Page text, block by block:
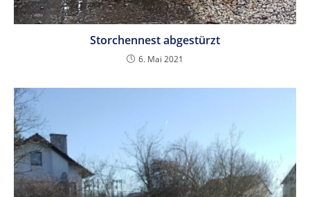
Storchennest abgestürzt
6. Mai 2021